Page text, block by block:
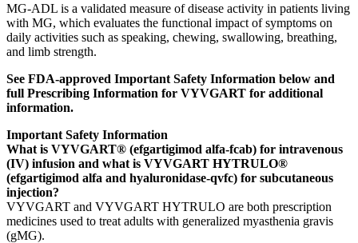
MG-ADL is a validated measure of disease activity in patients living
with MG, which evaluates the functional impact of symptoms on
daily activities such as speaking, chewing, swallowing, breathing,
and limb strength.
See FDA-approved Important Safety Information below and
full Prescribing Information for VYVGART for additional
information.
Important Safety Information
What is VYVGART® (efgartigimod alfa-fcab) for intravenous
(IV) infusion and what is VYVGART HYTRULO®
(efgartigimod alfa and hyaluronidase-qvfc) for subcutaneous
injection?
VYVGART and VYVGART HYTRULO are both prescription
medicines used to treat adults with generalized myasthenia gravis
(gMG).